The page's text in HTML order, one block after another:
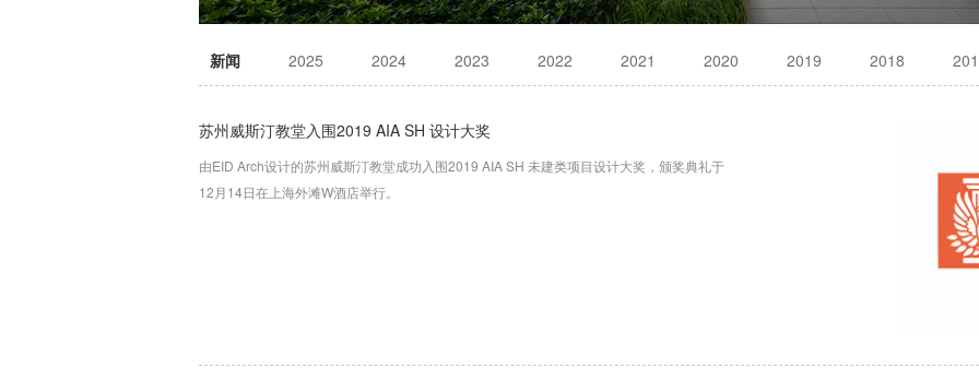
新闻 2025 2024 2023 2022 2021 2020 2019 2018
苏州威斯汀教堂入围2019 AIA SH 设计大奖
由EID Arch设计的苏州威斯汀教堂成功入围2019 AIA SH 未建类项目设计大奖，颁奖典礼于
12月14日在上海外滩W酒店举行。